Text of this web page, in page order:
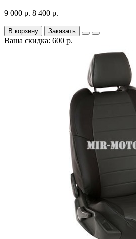
9 000 р. 8 400 р.
В корзину Заказать
Ваша скидка: 600 р.